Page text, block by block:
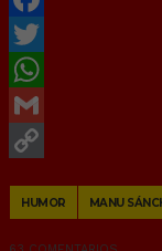
Facebook
Twitter
WhatsApp
Gmail
Link
HUMOR MANU